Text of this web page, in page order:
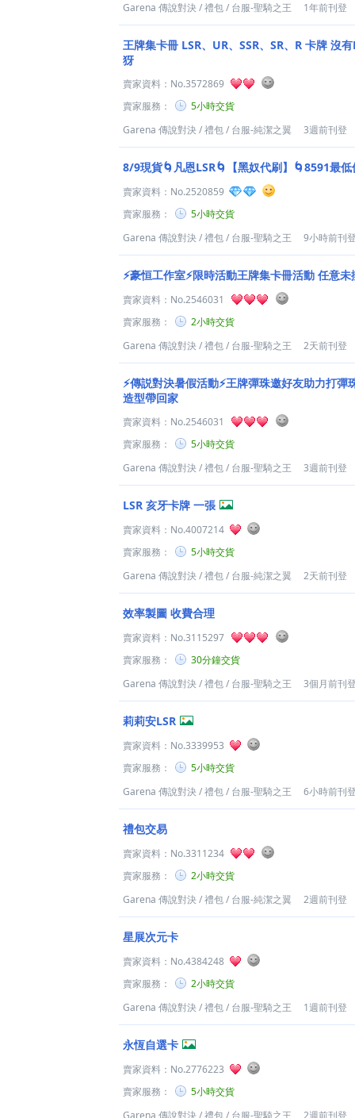
Garena 傳說對決/禮包/ 台服-聖騎之王 1年前刊登
王牌集卡冊 LSR、UR、SSR、SR、R 卡牌 沒
犽
賣家資料： No.3572869
賣家服務：
5小時交貨
Garena 傳說對決/禮包/ 台服-純潔之翼 3週前刊登
8/9現貨🌀凡恩LSR🌀【黑奴代刷】🌀8591最低
賣家資料： No.2520859
賣家服務：
5小時交貨
Garena 傳說對決/禮包/ 台服-聖騎之王 9小時前刊
⚡豪恒工作室⚡限時活動王牌集卡冊活動 任意
賣家資料： No.2546031
賣家服務：
2小時交貨
Garena 傳說對決/禮包/ 台服-聖騎之王 2天前刊登
⚡傳説對決暑假活動⚡王牌彈珠邀好友助力打彈
造型帶回家
賣家資料： No.2546031
賣家服務：
5小時交貨
Garena 傳說對決/禮包/ 台服-聖騎之王 3週前刊登
LSR 亥牙卡牌 一張
賣家資料： No.4007214
賣家服務：
5小時交貨
Garena 傳說對決/禮包/ 台服-純潔之翼 2天前刊登
效率製圖 收費合理
賣家資料： No.3115297
賣家服務：
30分鐘交貨
Garena 傳說對決/禮包/ 台服-聖騎之王 3個月前刊
莉莉安LSR
賣家資料： No.3339953
賣家服務：
5小時交貨
Garena 傳說對決/禮包/ 台服-聖騎之王 6小時前刊
禮包交易
賣家資料： No.3311234
賣家服務：
2小時交貨
Garena 傳說對決/禮包/ 台服-純潔之翼 2週前刊登
星展次元卡
賣家資料： No.4384248
賣家服務：
2小時交貨
Garena 傳說對決/禮包/ 台服-聖騎之王 1週前刊登
永恆自選卡
賣家資料： No.2776223
賣家服務：
5小時交貨
Garena 傳說對決/禮包/ 台服-聖騎之王 2週前刊登